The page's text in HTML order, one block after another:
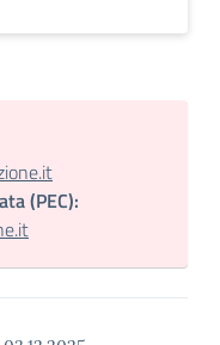
(PEC):